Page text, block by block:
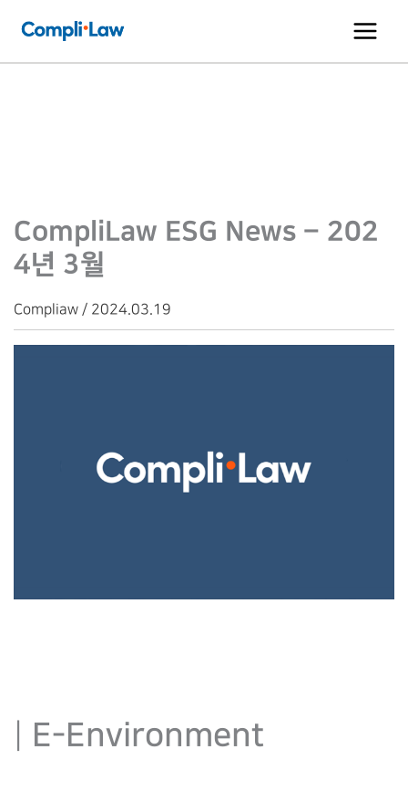
츠
CompliLaw ESG News – 202
4년 3월
Compliaw / 2024.03.19
E-Environment